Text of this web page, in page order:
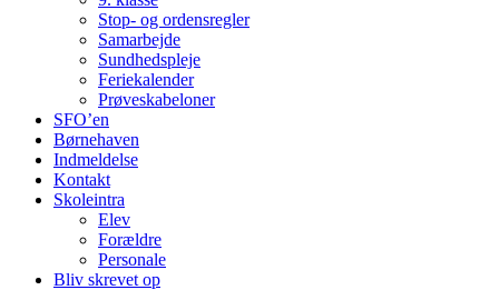
Stop- og ordensregler
Samarbejde
Sundhedspleje
Feriekalender
Prøveskabeloner
SFO’en
Børnehaven
Indmeldelse
Kontakt
Skoleintra
Elev
Forældre
Personale
Bliv skrevet op